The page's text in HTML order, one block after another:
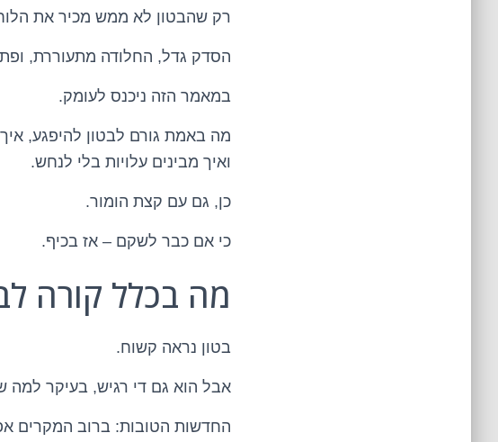
רק שהבטון לא ממש מכיר את
הסדק גדל, החלודה מתעוררת,
במאמר הזה ניכנס לעומק.
מה באמת גורם לבטון להיפגע,
ואיך מבינים עלויות בלי לנחש.
כן, גם עם קצת הומור.
כי אם כבר לשקם – אז בכיף.
מה בכלל קורה לבטון? 5 סיבות
בטון נראה קשוח.
אבל הוא גם די רגיש, בעיקר
החדשות הטובות: ברוב המקרים